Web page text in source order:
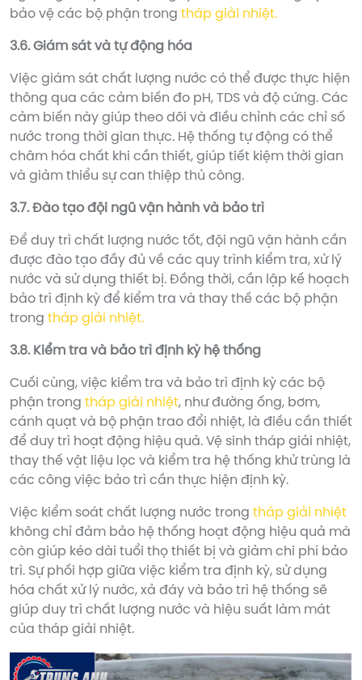
bảo vệ các bộ phận trong tháp giải nhiệt.
3.6. Giám sát và tự động hóa
Việc giám sát chất lượng nước có thể được thực hiện
thông qua các cảm biến đo pH, TDS và độ cứng. Các
cảm biến này giúp theo dõi và điều chỉnh các chỉ số
nước trong thời gian thực. Hệ thống tự động có thể
châm hóa chất khi cần thiết, giúp tiết kiệm thời gian
và giảm thiểu sự can thiệp thủ công.
3.7. Đào tạo đội ngũ vận hành và bảo trì
Để duy trì chất lượng nước tốt, đội ngũ vận hành cần
được đào tạo đầy đủ về các quy trình kiểm tra, xử lý
nước và sử dụng thiết bị. Đồng thời, cần lập kế hoạch
bảo trì định kỳ để kiểm tra và thay thế các bộ phận
trong tháp giải nhiệt.
3.8. Kiểm tra và bảo trì định kỳ hệ thống
Cuối cùng, việc kiểm tra và bảo trì định kỳ các bộ
phận trong tháp giải nhiệt, như đường ống, bơm,
cánh quạt và bộ phận trao đổi nhiệt, là điều cần thiết
để duy trì hoạt động hiệu quả. Vệ sinh tháp giải nhiệt,
thay thế vật liệu lọc và kiểm tra hệ thống khử trùng là
các công việc bảo trì cần thực hiện định kỳ.
Việc kiểm soát chất lượng nước trong tháp giải nhiệt
không chỉ đảm bảo hệ thống hoạt động hiệu quả mà
còn giúp kéo dài tuổi thọ thiết bị và giảm chi phí bảo
trì. Sự phối hợp giữa việc kiểm tra định kỳ, sử dụng
hóa chất xử lý nước, xả đáy và bảo trì hệ thống sẽ
giúp duy trì chất lượng nước và hiệu suất làm mát
của tháp giải nhiệt.